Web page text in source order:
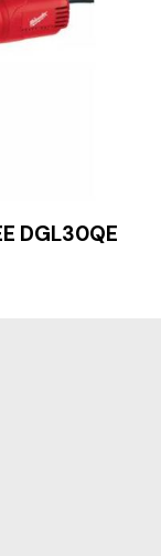
DGL30QE